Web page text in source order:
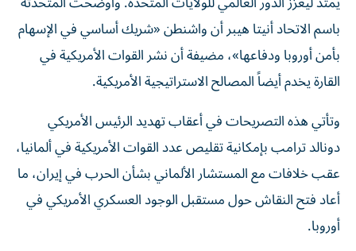
باسم الاتحاد أنيتا هيبر أن واشنطن «شريك أساسي في الإسهام
بأمن أوروبا ودفاعها»، مضيفة أن نشر القوات الأمريكية في
القارة يخدم أيضاً المصالح الاستراتيجية الأمريكية.
وتأتي هذه التصريحات في أعقاب تهديد الرئيس الأمريكي
دونالد ترامب بإمكانية تقليص عدد القوات الأمريكية في ألمانيا،
عقب خلافات مع المستشار الألماني بشأن الحرب في إيران، ما
أعاد فتح النقاش حول مستقبل الوجود العسكري الأمريكي في
أوروبا.